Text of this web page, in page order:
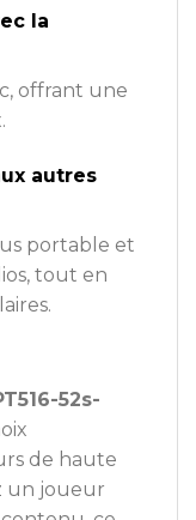
la
offrant une
autres
portable et
tout en
52s-
de haute
un joueur